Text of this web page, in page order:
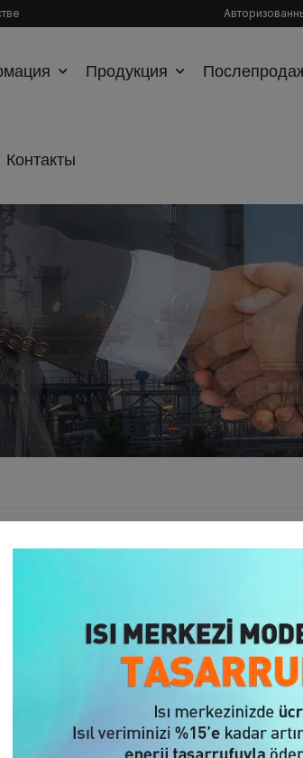
Продукция
Контакты
solutions for the combustion systems needed